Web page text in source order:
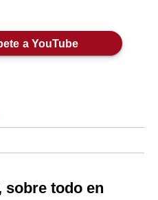
a YouTube
sobre todo en